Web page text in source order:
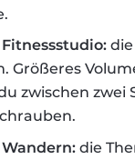
die
Größeres
zwischen zwei
die